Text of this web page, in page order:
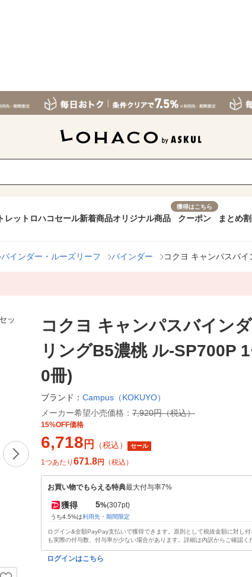
レット ロハコセール新着商品オリジナル商品
獲得はこちら
クーポン まとめ割
バインダー・ルーズリーフ バインダー コクヨ キャンパスバ
コクヨ キャンパスバイン
リングB5濃桃 ル-SP700P
0冊)
ブランド： Campus（KOKUYO）
メーカー希望小売価格： 7,920円（税込）
15%OFF価格
6,718 円 （税込） セール
1つあたり 671.8円 （税込）
お買い物でもらえる特典最大付与率7%
獲得 5%(307pt)
うち4.5%は利用先・期間限定
ログイン&全額PayPay支払いで獲得できます。原則として税抜金額に対し
も実際の付与数、付与率が少ない場合があります。詳細は内訳からご確認く
ログインはこちら